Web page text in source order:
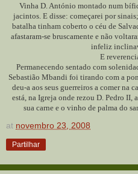
Vinha D. António montado num
jacintos. E disse: começarei por
batalha tinham coberto o céu de
afastaram-se bruscamente e não
infeliz
E
Permanecendo sentado com
Sebastião Mbandi foi tirando com a
deu-a aos seus guerreiros a comer na
está, na Igreja onde rezou D. Pedro II,
sua carne e o vinho de palma do
at novembro 23, 2008
Partilhar